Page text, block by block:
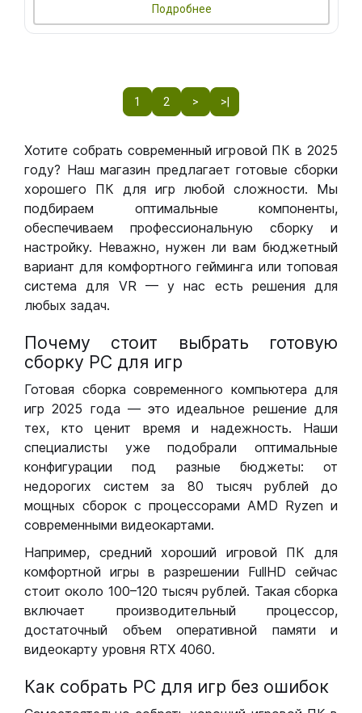
Подробнее
1 2 > >|
Хотите собрать современный игровой ПК в 2025
году? Наш магазин предлагает готовые сборки
хорошего ПК для игр любой сложности. Мы
подбираем оптимальные компоненты,
обеспечиваем профессиональную сборку и
настройку. Неважно, нужен ли вам бюджетный
вариант для комфортного гейминга или топовая
система для VR — у нас есть решения для
любых задач.
Почему стоит выбрать готовую
сборку РС для игр
Готовая сборка современного компьютера для
игр 2025 года — это идеальное решение для
тех, кто ценит время и надежность. Наши
специалисты уже подобрали оптимальные
конфигурации под разные бюджеты: от
недорогих систем за 80 тысяч рублей до
мощных сборок с процессорами AMD Ryzen и
современными видеокартами.
Например, средний хороший игровой ПК для
комфортной игры в разрешении FullHD сейчас
стоит около 100–120 тысяч рублей. Такая сборка
включает производительный процессор,
достаточный объем оперативной памяти и
видеокарту уровня RTX 4060.
Как собрать РС для игр без ошибок